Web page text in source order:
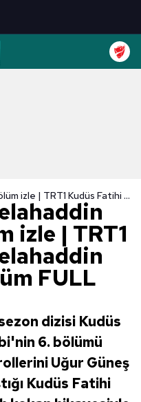
Kudüs Fatihi Selahaddin Eyyubi 6. bölüm izle | TRT1 Kudüs Fatihi Selahaddin Eyyubi son bölüm FULL İZLE
izle | TRT1
FULL
dizisi Kudüs
6. bölümü
Uğur Güneş
Kudüs Fatihi